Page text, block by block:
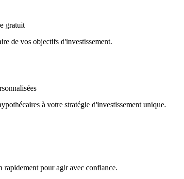
gratuit
de vos objectifs d'investissement.
à votre stratégie d'investissement unique.
rapidement pour agir avec confiance.